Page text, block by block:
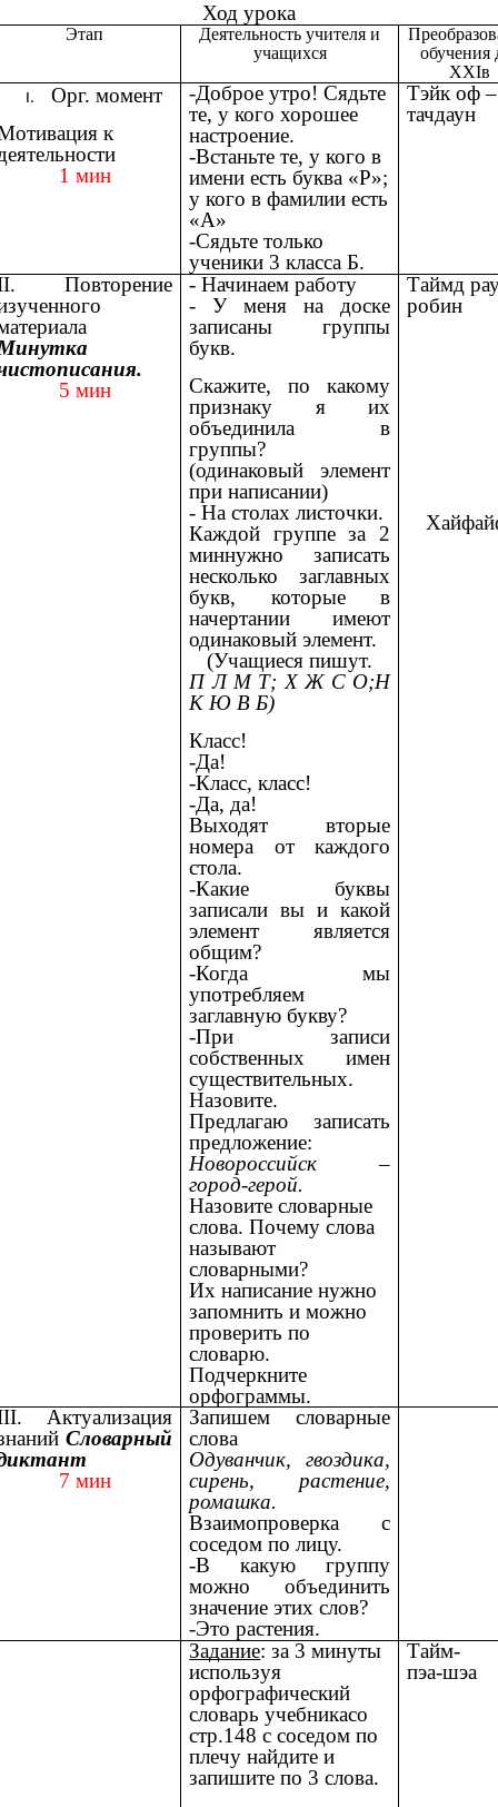
Ход урока
Этап
Деятельность учителя и
учащихся
обучения
ХХIв
Орг. момент
к
1 мин
-Доброе утро! Сядьте
те, у кого хорошее
настроение.
-Встаньте те, у кого в
имени есть буква «Р»;
у кого в фамилии есть
«А»
-Сядьте только
ученики 3 класса Б.
Тэйк оф –
тачдаун
Повторение
5 мин
- Начинаем работу
- У меня на доске
записаны группы
букв.
Скажите, по какому
признаку я их
объединила в
группы?
(одинаковый элемент
при написании)
- На столах листочки.
Каждой группе за 2
миннужно записать
несколько заглавных
букв, которые в
начертании имеют
одинаковый элемент.
(Учащиеся пишут.
П Л М Т; Х Ж С О;Н
К Ю В Б)
Класс!
-Да!
-Класс, класс!
-Да, да!
Выходят вторые
номера от каждого
стола.
-Какие буквы
записали вы и какой
элемент является
общим?
-Когда мы
употребляем
заглавную букву?
-При записи
собственных имен
существительных.
Назовите.
Предлагаю записать
предложение:
Новороссийск –
город-герой.
Назовите словарные
слова. Почему слова
называют
словарными?
Их написание нужно
запомнить и можно
проверить по
словарю.
Подчеркните
орфограммы.
Таймд
робин
Актуализация
Словарный
7 мин
Запишем словарные
слова
Одуванчик, гвоздика,
сирень, растение,
ромашка.
Взаимопроверка с
соседом по лицу.
-В какую группу
можно объединить
значение этих слов?
-Это растения.
Задание: за 3 минуты
используя
орфографический
словарь учебникасо
стр.148 с соседом по
плечу найдите и
запишите по 3 слова.
Тайм-
пэа-шэа